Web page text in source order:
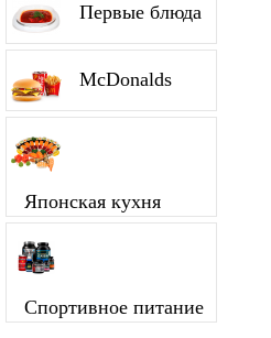
Первые блюда
McDonalds
Японская кухня
Спортивное питание